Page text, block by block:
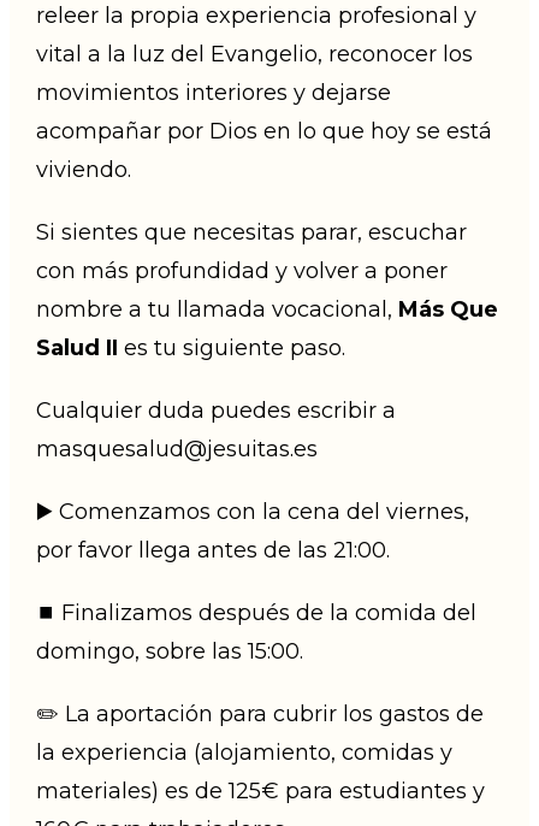
releer la propia experiencia profesional y
vital a la luz del Evangelio, reconocer los
movimientos interiores y dejarse
acompañar por Dios en lo que hoy se está
viviendo.
Si sientes que necesitas parar, escuchar
con más profundidad y volver a poner
nombre a tu llamada vocacional, Más Que
Salud II es tu siguiente paso.
Cualquier duda puedes escribir a
masquesalud@jesuitas.es
▶️ Comenzamos con la cena del viernes,
por favor llega antes de las 21:00.
⏹️ Finalizamos después de la comida del
domingo, sobre las 15:00.
✏️ La aportación para cubrir los gastos de
la experiencia (alojamiento, comidas y
materiales) es de125€ para estudiantes y